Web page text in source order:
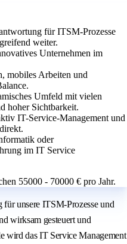
für ITSM-Prozesse
weiter.
Unternehmen im
mobiles Arbeiten und
Umfeld mit vielen
hoher Sichtbarkeit.
IT-Service-Management und
oder
im IT Service
55000 - 70000 € pro Jahr.
unsere ITSM-Prozesse und
wirksam gesteuert und
wird das IT Service Management